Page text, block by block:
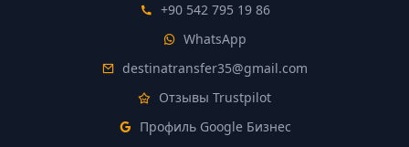
+90 542 795 19 86
WhatsApp
destinatransfer35@gmail.com
Отзывы Trustpilot
Профиль Google Бизнес